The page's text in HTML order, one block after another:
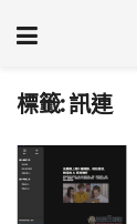
標籤:訊連